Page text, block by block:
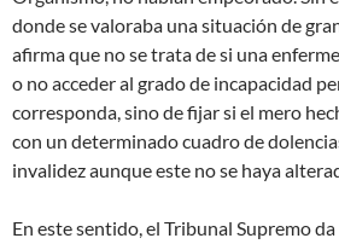
donde se valoraba una situación de
afirma que no se trata de si una
o no acceder al grado de incapacidad
corresponda, sino de fijar si el mero
con un determinado cuadro de
invalidez aunque este no se haya
En este sentido, el Tribunal Supremo